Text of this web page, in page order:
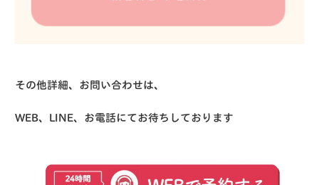
その他詳細、お問い合わせは、
WEB、LINE、お電話にてお待ちしております